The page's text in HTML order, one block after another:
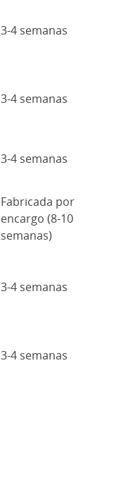
3-4 semanas
3-4 semanas
3-4 semanas
Fabricada por
encargo (8-10
semanas)
3-4 semanas
3-4 semanas